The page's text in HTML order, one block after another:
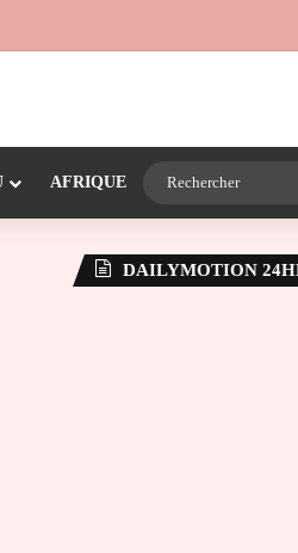
24heureinfo sur WhatsApp
(barre latérale)
AFRIQUE
DAILYMOTION